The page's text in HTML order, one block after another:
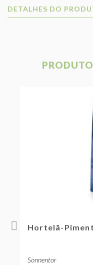
DETALHES DO
Hortelã-
Sonnentor